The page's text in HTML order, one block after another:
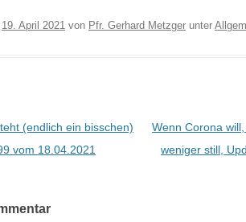
19. April 2021 von Pfr. Gerhard Metzger unter
(endlich ein bisschen)
vom 18.04.2021
Wenn Corona
weniger still,